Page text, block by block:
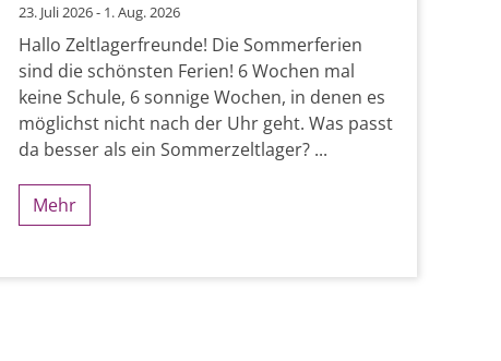
23. Juli 2026 - 1. Aug. 2026
Hallo Zeltlagerfreunde! Die Sommerferien
sind die schönsten Ferien! 6 Wochen mal
keine Schule, 6 sonnige Wochen, in denen es
möglichst nicht nach der Uhr geht. Was passt
da besser als ein Sommerzeltlager? ...
Mehr